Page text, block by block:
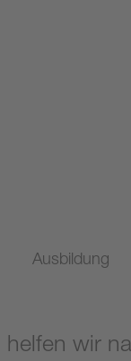
Ausbildung
helfen wir